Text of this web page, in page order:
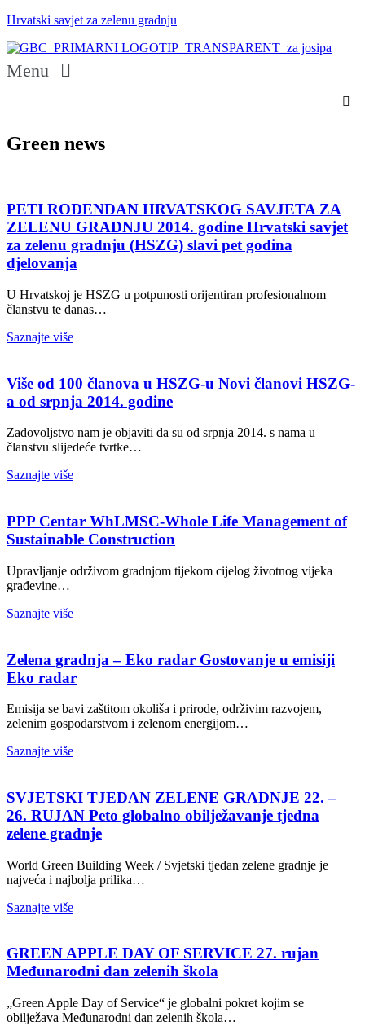
Hrvatski savjet za zelenu gradnju
Menu
Green news
PETI ROĐENDAN HRVATSKOG SAVJETA ZA
ZELENU GRADNJU 2014. godine Hrvatski savjet
za zelenu gradnju (HSZG) slavi pet godina
djelovanja
U Hrvatskoj je HSZG u potpunosti orijentiran profesionalnom
članstvu te danas…
Saznajte više
Više od 100 članova u HSZG-u Novi članovi HSZG-
a od srpnja 2014. godine
Zadovoljstvo nam je objaviti da su od srpnja 2014. s nama u
članstvu slijedeće tvrtke…
Saznajte više
PPP Centar WhLMSC-Whole Life Management of
Sustainable Construction
Upravljanje održivom gradnjom tijekom cijelog životnog vijeka
građevine…
Saznajte više
Zelena gradnja – Eko radar Gostovanje u emisiji
Eko radar
Emisija se bavi zaštitom okoliša i prirode, održivim razvojem,
zelenim gospodarstvom i zelenom energijom…
Saznajte više
SVJETSKI TJEDAN ZELENE GRADNJE 22. –
26. RUJAN Peto globalno obilježavanje tjedna
zelene gradnje
World Green Building Week / Svjetski tjedan zelene gradnje je
najveća i najbolja prilika…
Saznajte više
GREEN APPLE DAY OF SERVICE 27. rujan
Međunarodni dan zelenih škola
„Green Apple Day of Service“ je globalni pokret kojim se
obilježava Međunarodni dan zelenih škola…